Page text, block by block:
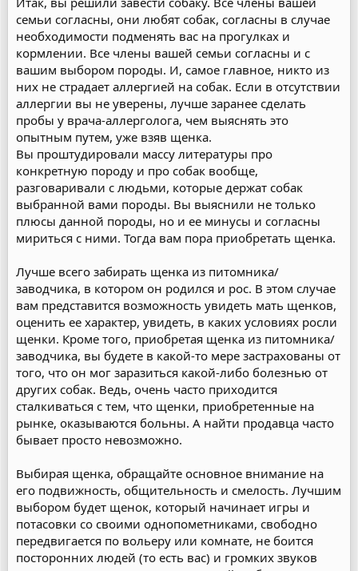
семьи согласны, они любят собак, согласны в случае
необходимости подменять вас на прогулках и
кормлении. Все члены вашей семьи согласны и с
вашим выбором породы. И, самое главное, никто из
них не страдает аллергией на собак. Если в отсутствии
аллергии вы не уверены, лучше заранее сделать
пробы у врача-аллерголога, чем выяснять это
опытным путем, уже взяв щенка.
Вы проштудировали массу литературы про
конкретную породу и про собак вообще,
разговаривали с людьми, которые держат собак
выбранной вами породы. Вы выяснили не только
плюсы данной породы, но и ее минусы и согласны
мириться с ними. Тогда вам пора приобретать щенка.
Лучше всего забирать щенка из питомника/
заводчика, в котором он родился и рос. В этом случае
вам представится возможность увидеть мать щенков,
оценить ее характер, увидеть, в каких условиях росли
щенки. Кроме того, приобретая щенка из питомника/
заводчика, вы будете в какой-то мере застрахованы от
того, что он мог заразиться какой-либо болезнью от
других собак. Ведь, очень часто приходится
сталкиваться с тем, что щенки, приобретенные на
рынке, оказываются больны. А найти продавца часто
бывает просто невозможно.
Выбирая щенка, обращайте основное внимание на
его подвижность, общительность и смелость. Лучшим
выбором будет щенок, который начинает игры и
потасовки со своими однопометниками, свободно
передвигается по вольеру или комнате, не боится
посторонних людей (то есть вас) и громких звуков